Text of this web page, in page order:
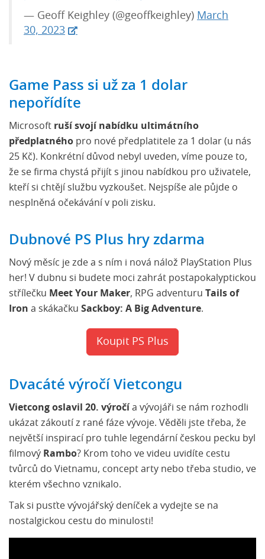
— Geoff Keighley (@geoffkeighley) March
30, 2023
Game Pass si už za 1 dolar
nepořídíte
Microsoft ruší svojí nabídku ultimátního
předplatného pro nové předplatitele za 1 dolar (u nás
25 Kč). Konkrétní důvod nebyl uveden, víme pouze to,
že se firma chystá přijít s jinou nabídkou pro uživatele,
kteří si chtějí službu vyzkoušet. Nejspíše ale půjde o
nesplněná očekávání v poli zisku.
Dubnové PS Plus hry zdarma
Nový měsíc je zde a s ním i nová nálož PlayStation Plus
her! V dubnu si budete moci zahrát postapokalyptickou
střílečku Meet Your Maker, RPG adventuru Tails of
Iron a skákačku Sackboy: A Big Adventure.
Koupit PS Plus
Dvacáté výročí Vietcongu
Vietcong oslavil 20. výročí a vývojáři se nám rozhodli
ukázat zákoutí z rané fáze vývoje. Věděli jste třeba, že
největší inspirací pro tuhle legendární českou pecku byl
filmový Rambo? Krom toho ve videu uvidíte cestu
tvůrců do Vietnamu, concept arty nebo třeba studio, ve
kterém všechno vznikalo.
Tak si pusťte vývojářský deníček a vydejte se na
nostalgickou cestu do minulosti!